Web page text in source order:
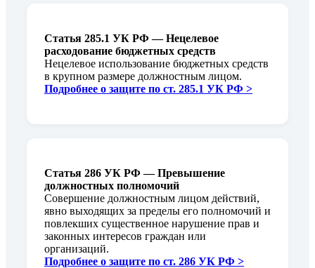
Статья 285.1 УК РФ — Нецелевое
расходование бюджетных средств
Нецелевое использование бюджетных средств
в крупном размере должностным лицом.
Подробнее о защите по ст. 285.1 УК РФ >
Статья 286 УК РФ — Превышение
должностных полномочий
Совершение должностным лицом действий,
явно выходящих за пределы его полномочий и
повлекших существенное нарушение прав и
законных интересов граждан или
организаций.
Подробнее о защите по ст. 286 УК РФ >